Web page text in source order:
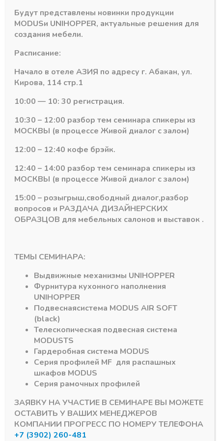
БРАШ
5,4м
Похожие товары
Черный браш (А25)
Горизонтальны
нижний профиль 220
ЧЕРНЫЙ БРАШ 5,8м
В наличии
Черный браш (А25)
Ручка
асимметричный
профиль 161
ЧЕРНЫЙ БРАШ
Подпишитесь на рассылку акций
#MODUS 6 #Система DTC 3
Будут представлены новинки продукции
MODUSи UNIHOPPER, актуальные решения для
создания мебели.
Расписание:
Начало в отеле АЗИЯ по адресу г. Абакан, ул.
Кирова, 114 стр.1
10:00 — 10: 30 регистрация.
10:30 – 12:00 разбор тем семинара спикеры из
МОСКВЫ (в процессе Живой диалог с залом)
12:00 – 12:40 кофе брэйк.
12:40 – 14:00 разбор тем семинара спикеры из
МОСКВЫ (в процессе Живой диалог с залом)
15:00 – розыгрыш,свободный диалог,разбор
вопросов и РАЗДАЧА ДИЗАЙНЕРСКИХ
ОБРАЗЦОВ для мебельных салонов и выставок .
ТЕМЫ СЕМИНАРА:
Выдвижные механизмы UNIHOPPER
Фурнитура кухонного наполнения
UNIHOPPER
Подвеснаясистема MODUS AIR SOFT
(black)
Телескопическая подвесная система
MODUSTS
Гардеробная система MODUS
Серия профилей MF для распашных
шкафов MODUS
Серия рамочных профилей
ЗАЯВКУ НА УЧАСТИЕ В СЕМИНАРЕ ВЫ МОЖЕТЕ
ОСТАВИТЬ У ВАШИХ МЕНЕДЖЕРОВ
КОМПАНИИ ПРОГРЕСС ПО НОМЕРУ ТЕЛЕФОНА
+7 (3902) 260-481